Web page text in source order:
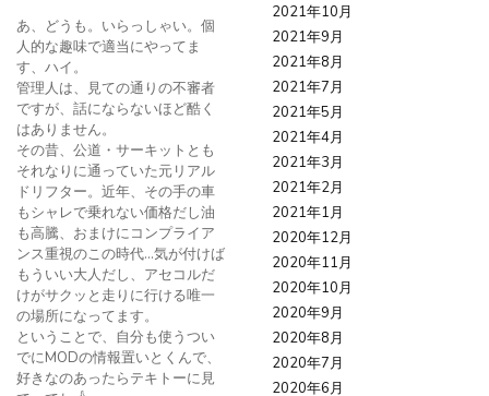
あ、どうも。いらっしゃい。個
人的な趣味で適当にやってま
す、ハイ。
管理人は、見ての通りの不審者
ですが、話にならないほど酷く
はありません。
その昔、公道・サーキットとも
それなりに通っていた元リアル
ドリフター。近年、その手の車
もシャレで乗れない価格だし油
も高騰、おまけにコンプライア
ンス重視のこの時代…気が付けば
もういい大人だし、アセコルだ
けがサクッと走りに行ける唯一
の場所になってます。
ということで、自分も使うつい
でにMODの情報置いとくんで、
好きなのあったらテキトーに見
2021年10月
2021年9月
2021年8月
2021年7月
2021年5月
2021年4月
2021年3月
2021年2月
2021年1月
2020年12月
2020年11月
2020年10月
2020年9月
2020年8月
2020年7月
2020年6月